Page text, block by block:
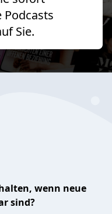
Podcasts
Sie.
wenn neue
sind?